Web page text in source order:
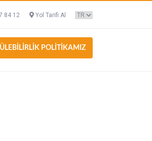
84 12 Yol Tarifi Al
POLİTİKAMIZ